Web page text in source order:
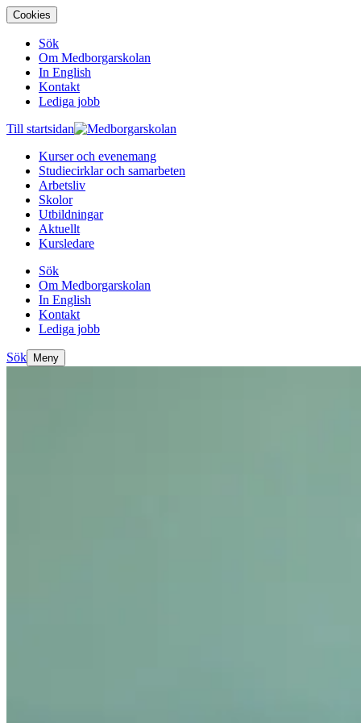
Cookies
Sök
Om Medborgarskolan
In English
Kontakt
Lediga jobb
Till startsidan
Kurser och evenemang
Studiecirklar och samarbeten
Arbetsliv
Skolor
Utbildningar
Aktuellt
Kursledare
Sök
Om Medborgarskolan
In English
Kontakt
Lediga jobb
Sök Meny